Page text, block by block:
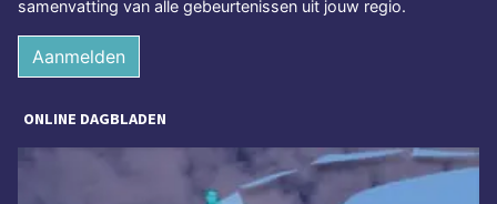
samenvatting van alle gebeurtenissen uit jouw regio.
Aanmelden
ONLINE DAGBLADEN